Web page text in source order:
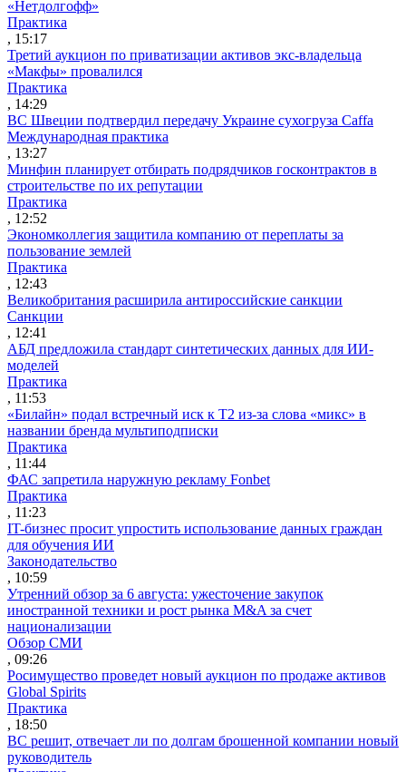
«Нетдолгофф»
Практика
, 15:17
Третий аукцион по приватизации активов экс-владельца
«Макфы» провалился
Практика
, 14:29
ВС Швеции подтвердил передачу Украине сухогруза Caffa
Международная практика
, 13:27
Минфин планирует отбирать подрядчиков госконтрактов в
строительстве по их репутации
Практика
, 12:52
Экономколлегия защитила компанию от переплаты за
пользование землей
Практика
, 12:43
Великобритания расширила антироссийские санкции
Санкции
, 12:41
АБД предложила стандарт синтетических данных для ИИ-
моделей
Практика
, 11:53
«Билайн» подал встречный иск к Т2 из-за слова «микс» в
названии бренда мультиподписки
Практика
, 11:44
ФАС запретила наружную рекламу Fonbet
Практика
, 11:23
IT-бизнес просит упростить использование данных граждан
для обучения ИИ
Законодательство
, 10:59
Утренний обзор за 6 августа: ужесточение закупок
иностранной техники и рост рынка M&A за счет
национализации
Обзор СМИ
, 09:26
Росимущество проведет новый аукцион по продаже активов
Global Spirits
Практика
, 18:50
ВС решит, отвечает ли по долгам брошенной компании новый
руководитель